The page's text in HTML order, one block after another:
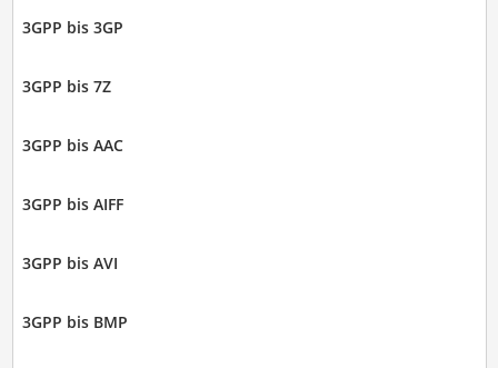
3GPP bis 3GP
3GPP bis 7Z
3GPP bis AAC
3GPP bis AIFF
3GPP bis AVI
3GPP bis BMP